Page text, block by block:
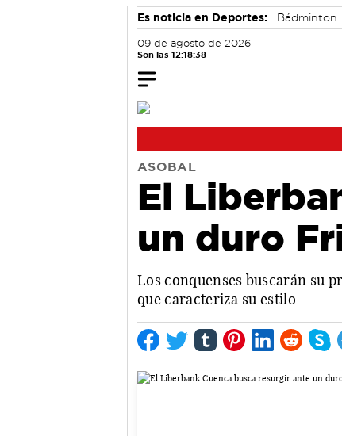
Es noticia en Deportes: Bádminton
09 de agosto de 2026
Son las 12:18:39
ASOBAL
El
un duro
Los conquenses buscarán su
que caracteriza su estilo